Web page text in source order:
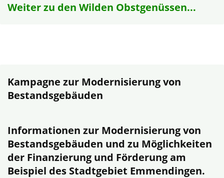
Weiter zu den Wilden Obstgenüssen...
Kampagne zur Modernisierung von
Bestandsgebäuden
Informationen zur Modernisierung von
Bestandsgebäuden und zu Möglichkeiten
der Finanzierung und Förderung am
Beispiel des Stadtgebiet Emmendingen.